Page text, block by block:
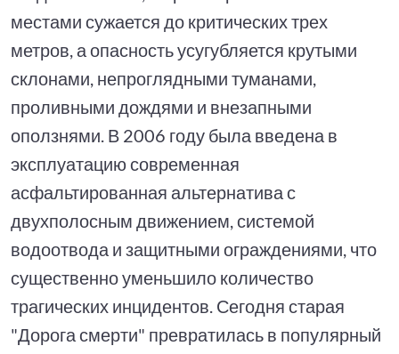
местами сужается до критических трех
метров, а опасность усугубляется крутыми
склонами, непроглядными туманами,
проливными дождями и внезапными
оползнями. В 2006 году была введена в
эксплуатацию современная
асфальтированная альтернатива с
двухполосным движением, системой
водоотвода и защитными ограждениями, что
существенно уменьшило количество
трагических инцидентов. Сегодня старая
"Дорога смерти" превратилась в популярный